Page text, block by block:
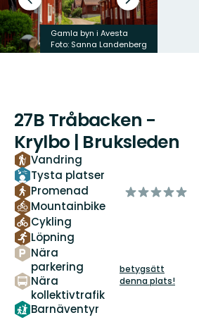
Föregående
bild
Nästa
bildspel
Gamla byn i Avesta
Foto: Sanna Landenberg
27B Tråbacken -
Krylbo | Bruksleden
Vandring
Tysta platser
Promenad
Mountainbike
Cykling
Löpning
Nära
parkering
Nära
kollektivtrafik
Barnäventyr
av
betygsätt
denna plats!